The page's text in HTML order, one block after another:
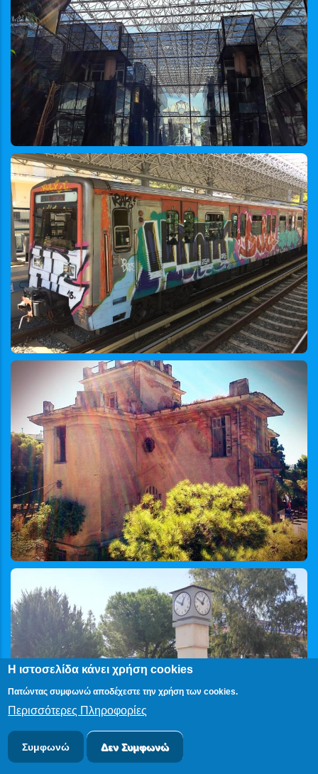
Η ιστοσελίδα κάνει χρήση cookies
Πατώντας συμφωνώ αποδέχεστε την χρήση των cookies.
Περισσότερες Πληροφορίες
Συμφωνώ Δεν Συμφωνώ